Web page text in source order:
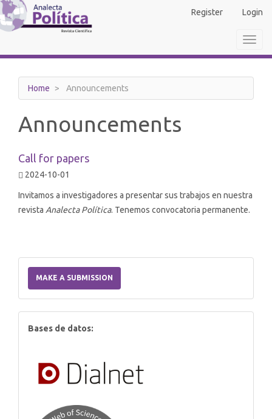
Main
Navigation
Main
Sidebar
Register Login
Home Announcements
Announcements
Call for papers
2024-10-01
Invitamos a investigadores a presentar sus trabajos en nuestra
revista Analecta Política. Tenemos convocatoria permanente.
a
Submission
MAKE A SUBMISSION
Bases de datos: